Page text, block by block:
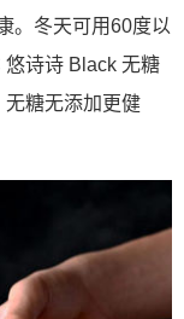
。冬天可用60度以
诗诗 Black 无糖
无糖无添加更健